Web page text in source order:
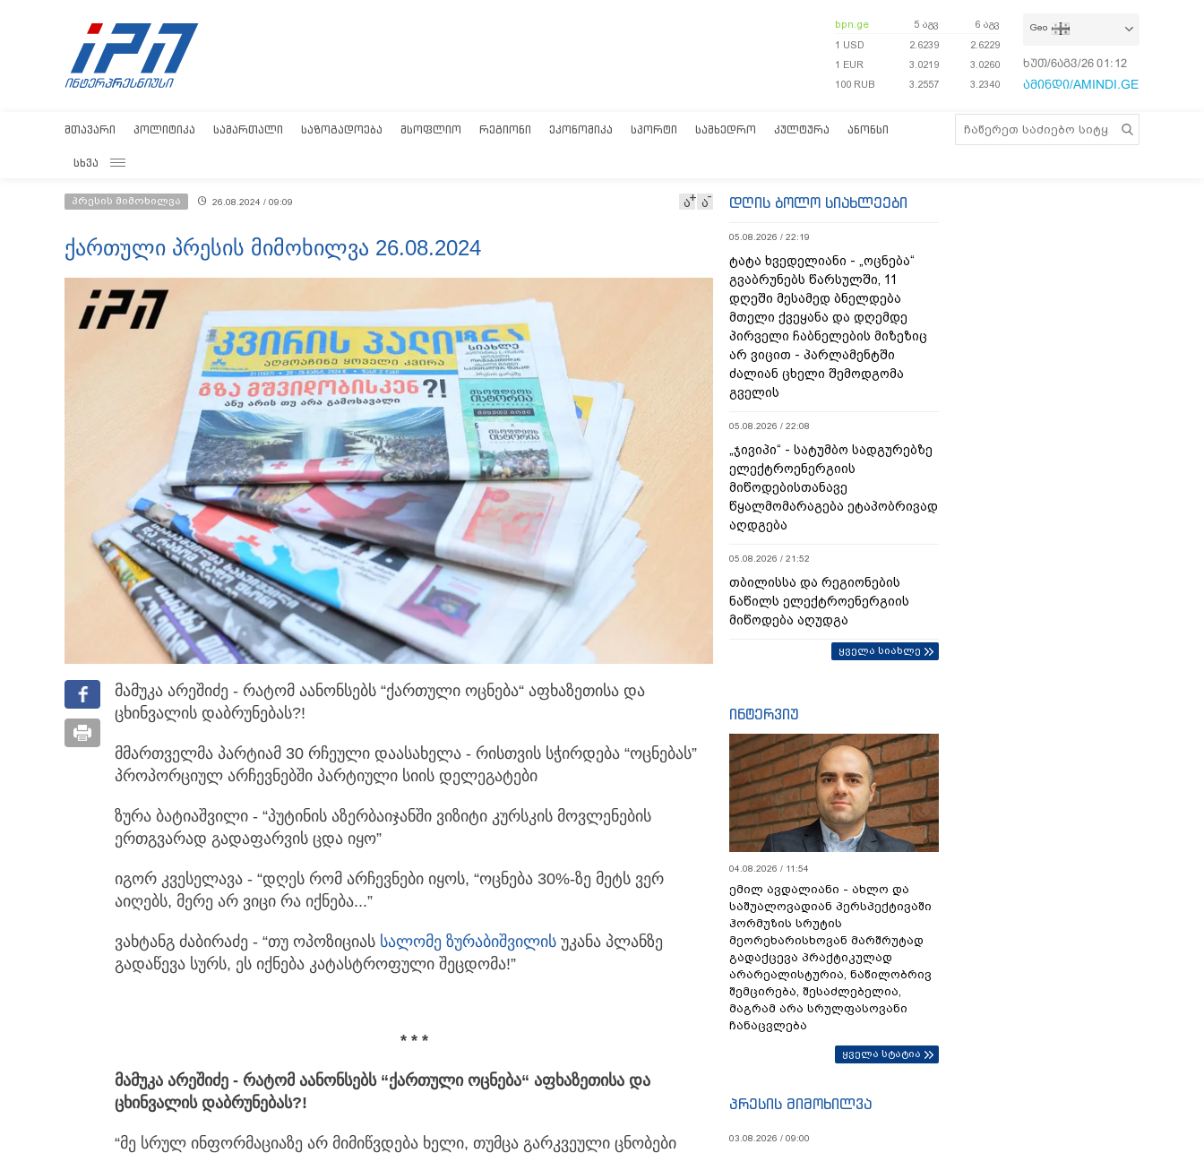
bpn.ge 5 აგვ
6 აგვ
1 USD
2.6239
2.6229
1 EUR
3.0219
3.0260
100 RUB
3.2557 3.2340
Geo
ხუთ/6აგვ/26 01:12:44
ამინდი/AMINDI.GE
ᲛᲗᲐᲕᲐᲠᲘ ᲞᲝᲚᲘᲢᲘᲙᲐ ᲡᲐᲛᲐᲠᲗᲐᲚᲘ ᲡᲐᲖᲝᲒᲐᲓᲝᲔᲑᲐ ᲛᲡᲝᲤᲚᲘᲝ ᲠᲔᲒᲘᲝᲜᲘ ᲔᲙᲝᲜᲝᲛᲘᲙᲐ ᲡᲞᲝᲠᲢᲘ ᲡᲐᲛᲮᲔᲓᲠᲝ ᲙᲣᲚᲢᲣᲠᲐ ᲐᲜᲝᲜᲡᲘ
ᲡᲮᲕᲐ
პრესის მიმოხილვა 26.08.2024 / 09:09 ა ა
ქართული პრესის მიმოხილვა 26.08.2024
მამუკა არეშიძე - რატომ აანონსებს “ქართული ოცნება“ აფხაზეთისა და
ცხინვალის დაბრუნებას?!
მმართველმა პარტიამ 30 რჩეული დაასახელა - რისთვის სჭირდება “ოცნებას”
პროპორციულ არჩევნებში პარტიული სიის დელეგატები
ზურა ბატიაშვილი - “პუტინის აზერბაიჯანში ვიზიტი კურსკის მოვლენების
ერთგვარად გადაფარვის ცდა იყო”
იგორ კვესელავა - “დღეს რომ არჩევნები იყოს, “ოცნება 30%-ზე მეტს ვერ
აიღებს, მერე არ ვიცი რა იქნება...”
ვახტანგ ძაბირაძე - “თუ ოპოზიციას სალომე ზურაბიშვილის უკანა პლანზე
გადაწევა სურს, ეს იქნება კატასტროფული შეცდომა!”
* * *
მამუკა არეშიძე - რატომ აანონსებს “ქართული ოცნება“ აფხაზეთისა და
ცხინვალის დაბრუნებას?!
“მე სრულ ინფორმაციაზე არ მიმიწვდება ხელი, თუმცა გარკვეული ცნობები
დღის ბოლო სიახლეები
05.08.2026 / 22:19
ტატა ხვედელიანი - „ოცნება“
გვაბრუნებს წარსულში, 11
დღეში მესამედ ბნელდება
მთელი ქვეყანა და დღემდე
პირველი ჩაბნელების მიზეზიც
არ ვიცით - პარლამენტში
ძალიან ცხელი შემოდგომა
გველის
05.08.2026 / 22:08
„ჯივიპი“ - სატუმბო სადგურებზე
ელექტროენერგიის
მიწოდებისთანავე
წყალმომარაგება ეტაპობრივად
აღდგება
05.08.2026 / 21:52
თბილისსა და რეგიონების
ნაწილს ელექტროენერგიის
მიწოდება აღუდგა
ყველა სიახლე
ინტერვიუ
04.08.2026 / 11:54
ემილ ავდალიანი - ახლო და
საშუალოვადიან პერსპექტივაში
ჰორმუზის სრუტის
მეორეხარისხოვან მარშრუტად
გადაქცევა პრაქტიკულად
არარეალისტურია, ნაწილობრივ
შემცირება, შესაძლებელია,
მაგრამ არა სრულფასოვანი
ჩანაცვლება
ყველა სტატია
პრესის მიმოხილვა
03.08.2026 / 09:00